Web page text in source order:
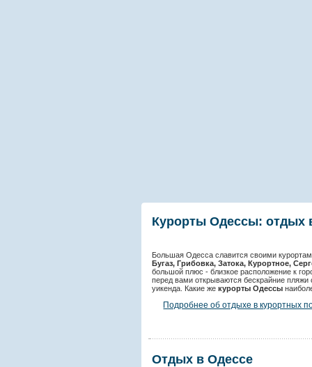
Курорты Одессы: отдых
Большая Одесса славится своими
Бугаз, Грибовка, Затока, Курортное,
большой плюс - близкое расположение к
перед вами открываются бескрайние
уикенда. Какие жекурорты Одессы
Подробнее об отдыхе в курортных
Отдых в Одессе